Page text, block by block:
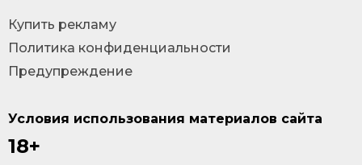
Условия использования материалов сайта
18+
Купить рекламу
Политика конфиденциальности
Предупреждение